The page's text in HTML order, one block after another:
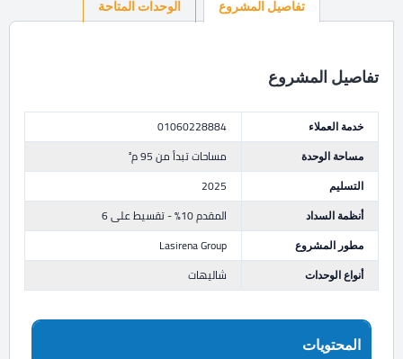
تفاصيل المشروع الوحدات المتاحة
تفاصيل المشروع
خدمة العملاء
01060228884
مساحة الوحدة
مساحات تبدأ من 95 م²
التسليم
2025
أنظمة السداد
المقدم 10% - تقسيط على 6
مطور المشروع
Lasirena Group
أنواع الوحدات
شاليهات
المحتويات